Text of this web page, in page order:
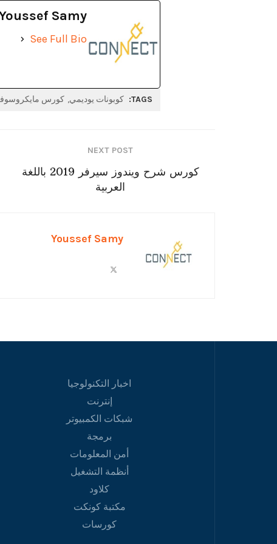
Samy
See Full Bio
TAGS: كوبونات يوديمي كورس
NEXT POST
كورس شرح ويندوز سيرفر 2019 باللغة
العربية
Youssef Samy
اخبار التكنولوجيا
إنترنت
شبكات الكمبيوتر
برمجة
أمن المعلومات
أنظمة التشغيل
كلاود
مكتبة كونكت
كورسات